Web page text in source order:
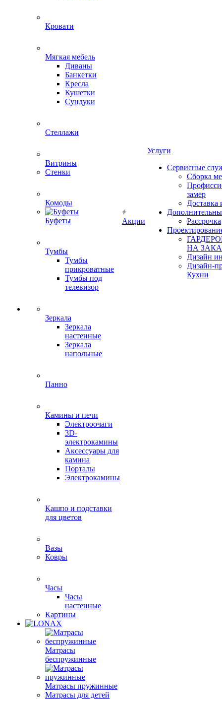
Кровати
Мягкая мебель
Диваны
Банкетки
Кресла
Кушетки
Сундуки
Стеллажи
Витрины
Стенки
Комоды
Буфеты
Тумбы
Тумбы
прикроватные
Тумбы под
телевизор
Зеркала
Зеркала
настенные
Зеркала
напольные
Панно
Камины и печи
Электроочаги
3D-
электрокамины
Аксессуары для
камина
Порталы
Электрокамины
Кашпо и подставки
для цветов
Вазы
Ковры
Часы
Часы
настенные
Картины
Матрасы
беспружинные
Матрасы пружинные
Матрасы для детей
Акции
Услуги
Сервисные
Сборка
замер
Доставка
Рассрочка
НА
Дизайн
Дизайн-
Кухни